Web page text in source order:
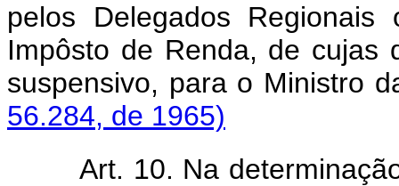
pelos Delegados
Impôsto de Renda, de cujas
suspensivo, para o
56.284, de 1965)
Art. 10. Na